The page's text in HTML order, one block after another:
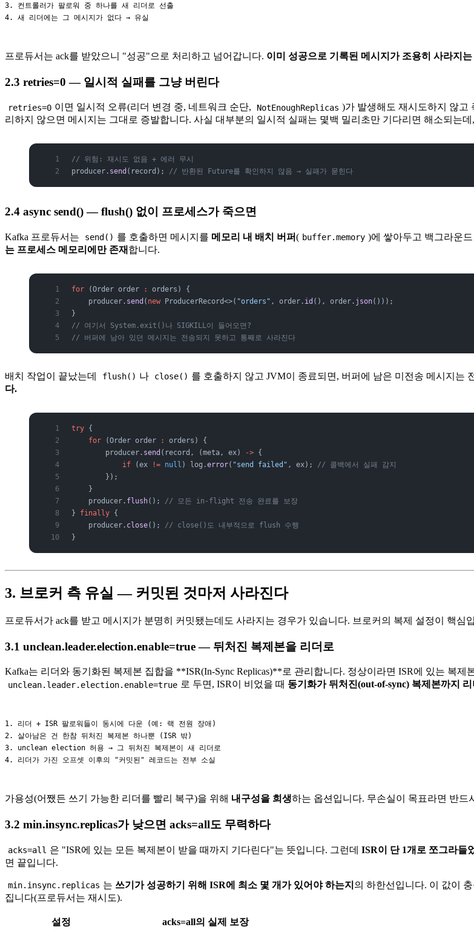
3. 컨트롤러가 팔로워 중 하나를 새 리더로 선출
프로듀서는 ack를 받았으니 "성공"으로 처리하고 넘어갑니다. 이미 성공으로 기록된 메시지가 조용히 사라지는
2.3 retries=0 — 일시적 실패를 그냥 버린다
retries=0 이면 일시적 오류(리더 변경 중, 네트워크 순단, NotEnoughReplicas )가 발생해도 재시도하지 않고
리하지 않으면 메시지는 그대로 증발합니다. 사실 대부분의 일시적 실패는 몇백 밀리초만 기다리면 해소되는
// 위험: 재시도 없음 + 에러 무시
producer. send (record); // 반환된 Future를 확인하지 않음 → 실패가 묻힌다
2.4 async send() — flush() 없이 프로세스가 죽으면
Kafka 프로듀서는 send() 를 호출하면 메시지를 메모리 내 배치 버퍼( buffer.memory )에 쌓아두고 백그라운
는 프로세스 메모리에만 존재 합니다.
for (Order order :
orders) {
    producer.
send ( new ProducerRecord<>( "orders" , order. id (), order. json()));
}
// 여기서 System.exit()나 SIGKILL이 들어오면?
// 버퍼에 남아 있던 메시지는 전송되지 못하고 통째로 사라진다
배치 작업이 끝났는데 flush() 나 close() 를 호출하지 않고 JVM이 종료되면, 버퍼에 남은 미전송 메시지는
다.
try {
    for
(Order order :
orders) {
        producer.
send (record, (meta, ex) -> {
            if
(ex != null ) log.error( "send failed" , ex); // 콜백에서 실패 감지
        });
    }
    producer.
flush(); // 모든 in-flight 전송 완료를 보장
} finally {
    producer.
close(); // close()도 내부적으로 flush 수행
}
3. 브로커 측 유실 — 커밋된 것마저 사라진다
프로듀서가 ack를 받고 메시지가 분명히 커밋됐는데도 사라지는 경우가 있습니다. 브로커의 복제 설정이 핵심
3.1 unclean.leader.election.enable=true — 뒤처진 복제본을 리더로
Kafka는 리더와 동기화된 복제본 집합을 **ISR(In-Sync Replicas)**로 관리합니다. 정상이라면 ISR에 있는 복제
unclean.leader.election.enable=true 로 두면, ISR이 비었을 때 동기화가 뒤처진(out-of-sync) 복제본까지
1. 리더 + ISR 팔로워들이 동시에 다운 (예: 랙 전원 장애)
2. 살아남은 건 한참 뒤처진 복제본 하나뿐 (ISR 밖)
3. unclean election 허용 → 그 뒤처진 복제본이 새 리더로
가용성(어쨌든 쓰기 가능한 리더를 빨리 복구)을 위해 내구성을 희생하는 옵션입니다. 무손실이 목표라면 반드
3.2 min.insync.replicas가 낮으면 acks=all도 무력하다
acks=all 은 "ISR에 있는 모든 복제본이 받을 때까지 기다린다"는 뜻입니다. 그런데ISR이 단 1개로 쪼그라들
면 끝입니다.
min.insync.replicas 는 쓰기가 성공하기 위해 ISR에 최소 몇 개가 있어야 하는지 의 하한선입니다. 이 값이
집니다(프로듀서는 재시도).
설정 acks=all의 실제 보장